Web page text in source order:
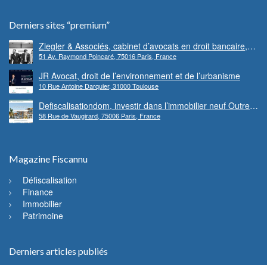
Derniers sites “premium”
Ziegler & Associés, cabinet d’avocats en droit bancaire,
cryptomonnaie et escroqueries financières
51 Av. Raymond Poincaré, 75016 Paris, France
JR Avocat, droit de l’environnement et de l’urbanisme
10 Rue Antoine Darquier, 31000 Toulouse
Defiscalisationdom, investir dans l’immobilier neuf Outre-
mer
58 Rue de Vaugirard, 75006 Paris, France
Magazine Fiscannu
Défiscalisation
Finance
Immobilier
Patrimoine
Derniers articles publiés